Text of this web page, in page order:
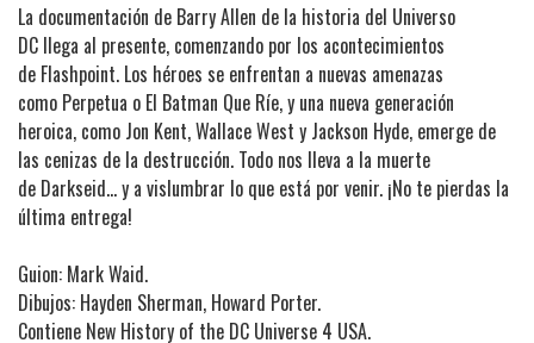
La documentación de Barry Allen de la historia del Universo
DC llega al presente, comenzando por los acontecimientos
de Flashpoint. Los héroes se enfrentan a nuevas amenazas
como Perpetua o El Batman Que Ríe, y una nueva generación
heroica, como Jon Kent, Wallace West y Jackson Hyde, emerge de
las cenizas de la destrucción. Todo nos lleva a la muerte
de Darkseid... y a vislumbrar lo que está por venir. ¡No te pierdas la
última entrega!
Guion: Mark Waid.
Dibujos: Hayden Sherman, Howard Porter.
Contiene New History of the DC Universe 4 USA.